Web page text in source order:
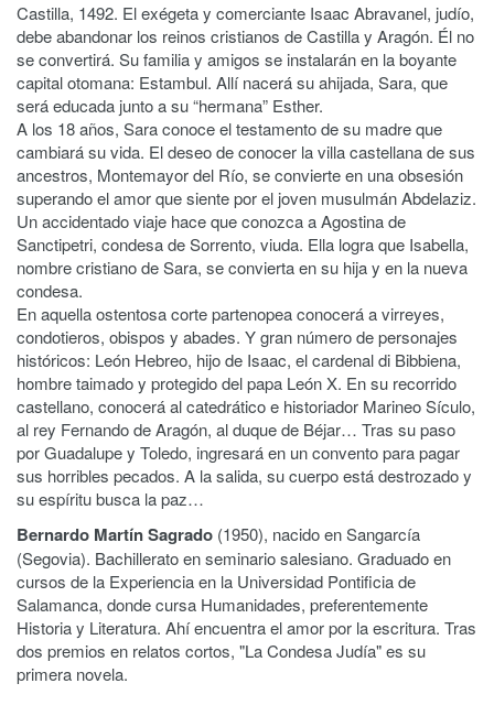
Castilla, 1492. El exégeta y comerciante Isaac Abravanel, judío,
debe abandonar los reinos cristianos de Castilla y Aragón. Él no
se convertirá. Su familia y amigos se instalarán en la boyante
capital otomana: Estambul. Allí nacerá su ahijada, Sara, que
será educada junto a su “hermana” Esther.
A los 18 años, Sara conoce el testamento de su madre que
cambiará su vida. El deseo de conocer la villa castellana de sus
ancestros, Montemayor del Río, se convierte en una obsesión
superando el amor que siente por el joven musulmán Abdelaziz.
Un accidentado viaje hace que conozca a Agostina de
Sanctipetri, condesa de Sorrento, viuda. Ella logra que Isabella,
nombre cristiano de Sara, se convierta en su hija y en la nueva
condesa.
En aquella ostentosa corte partenopea conocerá a virreyes,
condotieros, obispos y abades. Y gran número de personajes
históricos: León Hebreo, hijo de Isaac, el cardenal di Bibbiena,
hombre taimado y protegido del papa León X. En su recorrido
castellano, conocerá al catedrático e historiador Marineo Sículo,
al rey Fernando de Aragón, al duque de Béjar… Tras su paso
por Guadalupe y Toledo, ingresará en un convento para pagar
sus horribles pecados. A la salida, su cuerpo está destrozado y
su espíritu busca la paz…
Bernardo Martín Sagrado (1950), nacido en Sangarcía
(Segovia). Bachillerato en seminario salesiano. Graduado en
cursos de la Experiencia en la Universidad Pontificia de
Salamanca, donde cursa Humanidades, preferentemente
Historia y Literatura. Ahí encuentra el amor por la escritura. Tras
dos premios en relatos cortos, "La Condesa Judía" es su
primera novela.